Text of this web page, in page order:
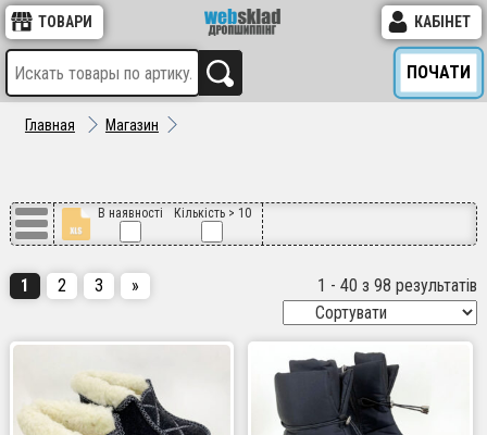
ТОВАРИ КАБІНЕТ
ПОЧАТИ
Главная Магазин
В наявності Кількість > 10
1 2 3 » 1 - 40 з 98 результатів